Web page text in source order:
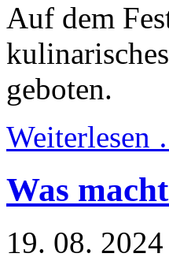
Auf dem
geboten.
Weiterlesen
Was
19. 08. 2024